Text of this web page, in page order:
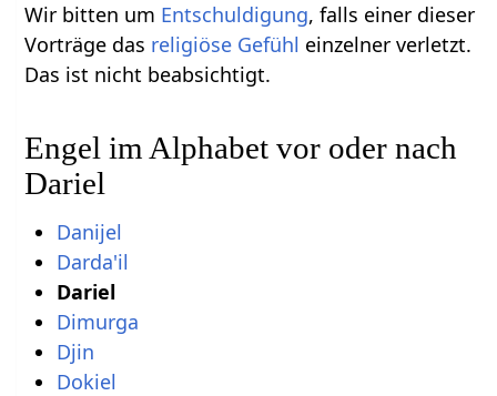
Wir bitten um Entschuldigung, falls einer dieser
Vorträge das religiöse Gefühl einzelner verletzt.
Das ist nicht beabsichtigt.
Engel im Alphabet vor oder nach
Dariel
Danijel
Darda'il
Dariel
Dimurga
Djin
Dokiel